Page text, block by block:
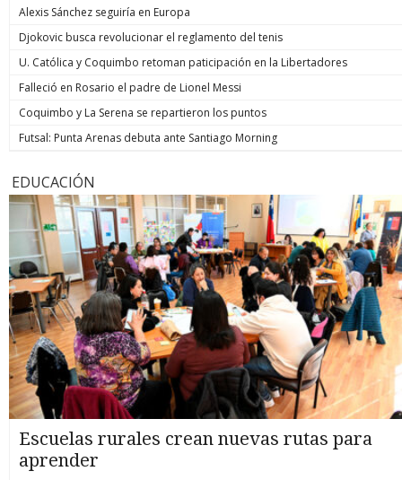
Alexis Sánchez seguiría en Europa
Djokovic busca revolucionar el reglamento del tenis
U. Católica y Coquimbo retoman paticipación en la Libertadores
Falleció en Rosario el padre de Lionel Messi
Coquimbo y La Serena se repartieron los puntos
Futsal: Punta Arenas debuta ante Santiago Morning
EDUCACIÓN
Escuelas rurales crean nuevas rutas para
aprender